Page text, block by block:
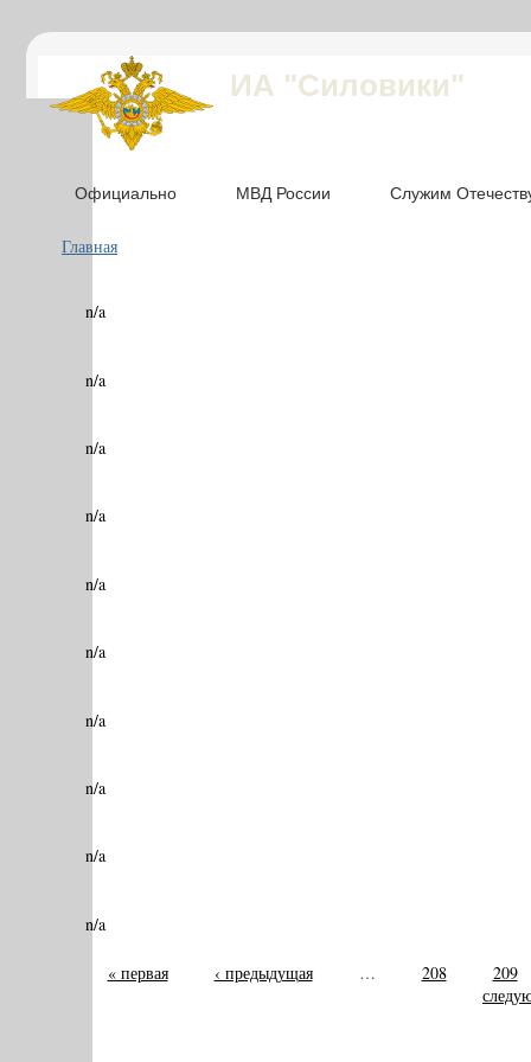
ИА "Силовики"
Официально МВД России Служим
Главная
n/a
n/a
n/a
n/a
n/a
n/a
n/a
n/a
n/a
n/a
« первая ‹ предыдущая … 208
209